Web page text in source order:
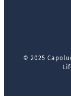
© 2025